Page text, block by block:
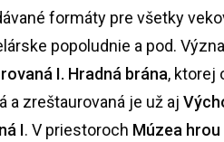
formáty pre všetky
popoludnie a pod.
I. Hradná brána, ktorej
a zreštaurovaná je už aj
I. V priestoroch Múzea hrou